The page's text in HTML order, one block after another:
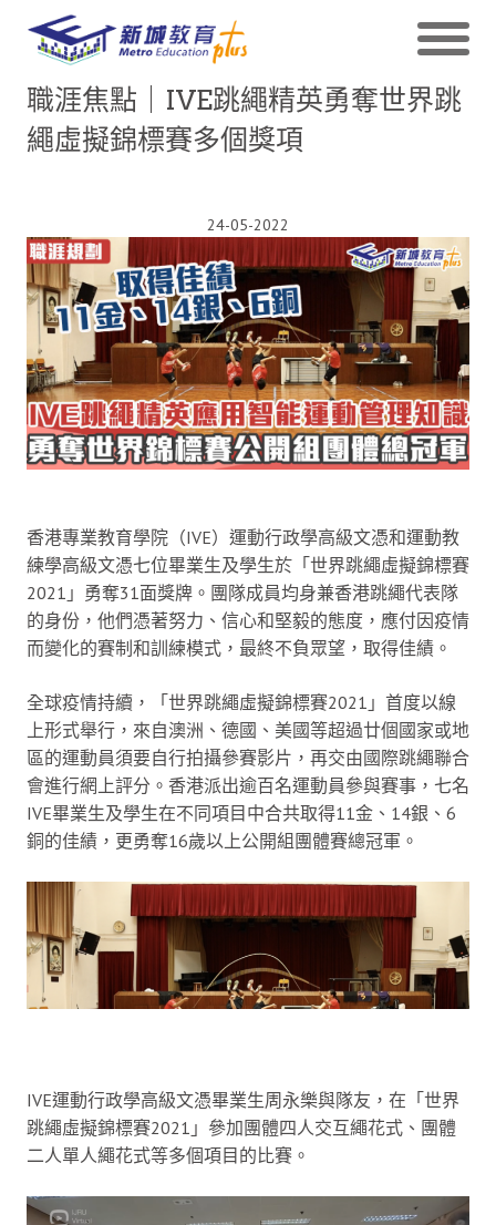
職涯焦點｜IVE跳繩精英勇奪世界跳
繩虛擬錦標賽多個獎項
24-05-2022
香港專業教育學院（IVE）運動行政學高級文憑和運動教
練學高級文憑七位畢業生及學生於「世界跳繩虛擬錦標賽
2021」勇奪31面獎牌。團隊成員均身兼香港跳繩代表隊
的身份，他們憑著努力、信心和堅毅的態度，應付因疫情
而變化的賽制和訓練模式，最終不負眾望，取得佳績。
全球疫情持續，「世界跳繩虛擬錦標賽2021」首度以線
上形式舉行，來自澳洲、德國、美國等超過廿個國家或地
區的運動員須要自行拍攝參賽影片，再交由國際跳繩聯合
會進行網上評分。香港派出逾百名運動員參與賽事，七名
IVE畢業生及學生在不同項目中合共取得11金、14銀、6
銅的佳績，更勇奪16歲以上公開組團體賽總冠軍。
IVE運動行政學高級文憑畢業生周永樂與隊友，在「世界
跳繩虛擬錦標賽2021」參加團體四人交互繩花式、團體
二人單人繩花式等多個項目的比賽。